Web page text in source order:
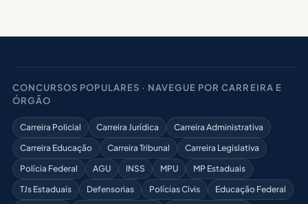
CONCURSOS POPULARES · NAVEGUE POR CARREIRA E
ÓRGÃO
Carreira Policial Carreira Jurídica
Carreira Administrativa
Carreira Educação
Carreira Tribunal
Carreira Legislativa
Polícia Federal
AGU INSS MPU
MP Estaduais
TJs Estaduais
Defensorias Polícias Civis
Educação Federal